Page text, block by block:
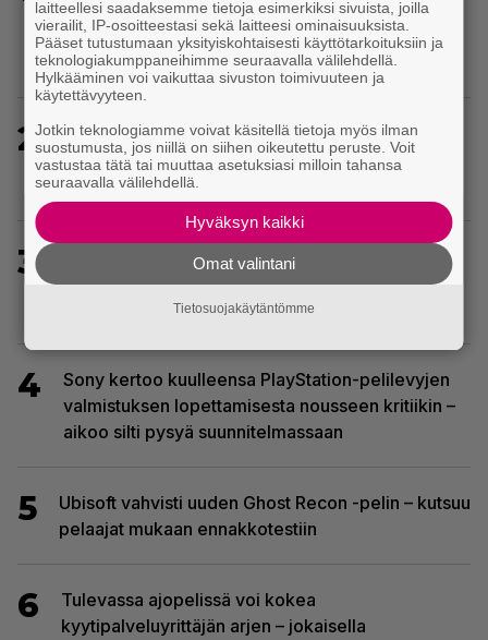
levyttömyyteen siirtymisestä – Yhdysvalloissa
pelejä myydään latauskoodin sisältävissä
koteloissa
2
Uutta PS5-pulmahyppelyä kuvaillaan
ensimmäiseksi peliksi, joka on suunniteltu täysin
DualSense-ohjaimen kosketuslevyn ympärille
3
Ghost Recon 25 vuotta: nappaa nyt ilmaiseksi
Ghost Recon: Future Soldier sekä merkittävä
Ghost Recon Wildlands -päivitys
4
Sony kertoo kuulleensa PlayStation-pelilevyjen
valmistuksen lopettamisesta nousseen kritiikin –
aikoo silti pysyä suunnitelmassaan
5
Ubisoft vahvisti uuden Ghost Recon -pelin – kutsuu
pelaajat mukaan ennakkotestiin
6
Tulevassa ajopelissä voi kokea
kyytipalveluyrittäjän arjen – jokaisella
laitteellesi saadaksemme tietoja esimerkiksi sivuista, joilla
vierailit, IP-osoitteestasi sekä laitteesi ominaisuuksista.
Pääset tutustumaan yksityiskohtaisesti käyttötarkoituksiin ja
teknologiakumppaneihimme seuraavalla välilehdellä.
Hylkääminen voi vaikuttaa sivuston toimivuuteen ja
käytettävyyteen.
Jotkin teknologiamme voivat käsitellä tietoja myös ilman
suostumusta, jos niillä on siihen oikeutettu peruste. Voit
vastustaa tätä tai muuttaa asetuksiasi milloin tahansa
seuraavalla välilehdellä.
Hyväksyn kaikki
Omat valintani
Tietosuojakäytäntömme